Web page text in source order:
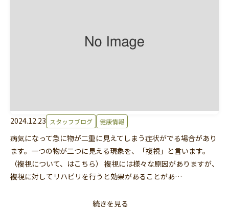
2024.12.23 スタッフブログ 健康情報
病気になって急に物が二重に見えてしまう症状がでる場合があり
ます。一つの物が二つに見える現象を、「複視」と言います。
（複視について、はこちら） 複視には様々な原因がありますが、
複視に対してリハビリを行うと効果があることがあ…
続きを見る